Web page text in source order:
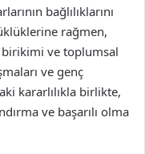
bağlılıklarını
rağmen,
birikimi ve toplumsal
ve genç
kararlılıkla birlikte,
ve başarılı olma